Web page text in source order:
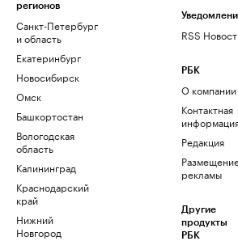
регионов
Санкт-Петербург
и область
Екатеринбург
Новосибирск
Омск
Башкортостан
Вологодская
область
Калининград
Краснодарский
край
Нижний
Новгород
RSS
РБК
О компании
Контактная
Редакция
рекламы
Другие
продукты
РБК